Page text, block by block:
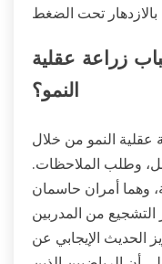
زراعة عقلية
النمو؟
عقلية النمو من خلال
وطلب الملاحظات.
وهما أمران حاسمان
من المدربين
الحديث الإيجابي عن